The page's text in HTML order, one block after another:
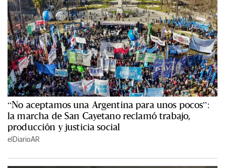
“No aceptamos una Argentina para unos pocos”:
la marcha de San Cayetano reclamó trabajo,
producción y justicia social
elDiarioAR